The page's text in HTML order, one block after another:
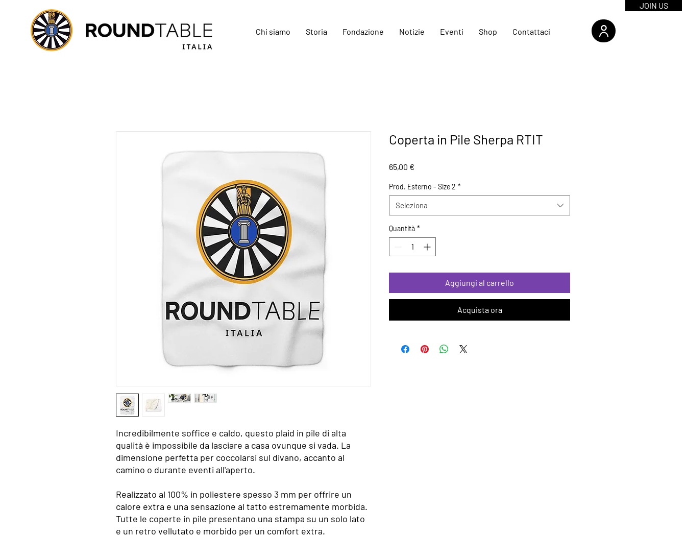
Chi siamo Storia Fondazione Notizie Eventi Shop Contattaci
JOIN US
Incredibilmente soffice e caldo, questo plaid in pile di alta
qualità è impossibile da lasciare a casa ovunque si vada. La
dimensione perfetta per coccolarsi sul divano, accanto al
camino o durante eventi all'aperto.
Realizzato al 100% in poliestere spesso 3 mm per offrire un
calore extra e una sensazione al tatto estremamente morbida.
Tutte le coperte in pile presentano una stampa su un solo lato
e un retro vellutato e morbido per un comfort extra.
Coperta in Pile Sherpa RTIT
65,00 €
Prod. Esterno - Size 2 *
Seleziona
Quantità *
Aggiungi al carrello
Acquista ora